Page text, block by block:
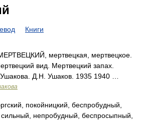
Книги
мертвецкая, мертвецкое.
вид. Мертвецкий запах.
Д.Н. Ушаков. 1935 1940 …
покойницкий, беспробудный,
сильный, непробудный, беспросыпный,